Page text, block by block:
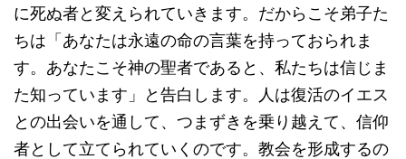
に死ぬ者と変えられていきます。だからこそ弟子た
ちは「あなたは永遠の命の言葉を持っておられま
す。あなたこそ神の聖者であると、私たちは信じま
た知っています」と告白します。人は復活のイエス
との出会いを通して、つまずきを乗り越えて、信仰
者として立てられていくのです。教会を形成するの